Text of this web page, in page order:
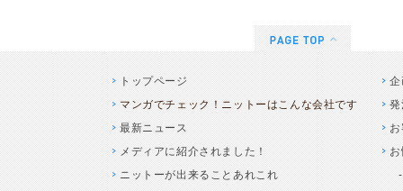
トップページ
マンガでチェック！ニットーはこんな会社です
最新ニュース
メディアに紹介されました！
ニットーが出来ることあれこれ
企
発
お
お